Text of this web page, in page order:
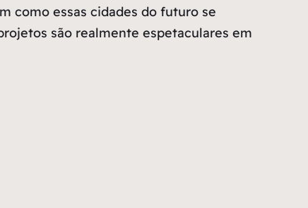
como essas cidades do futuro se
são realmente espetaculares em